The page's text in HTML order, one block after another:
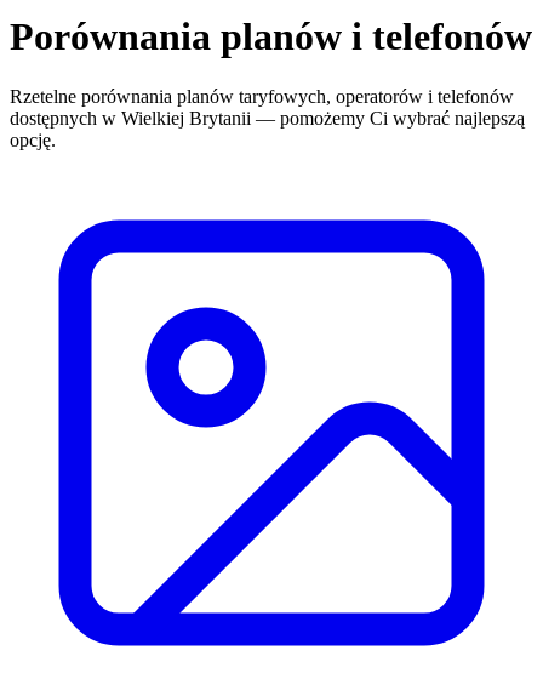
Porównania planów i telefonów
Rzetelne porównania planów taryfowych, operatorów i telefonów
dostępnych w Wielkiej Brytanii — pomożemy Ci wybrać najlepszą
opcję.